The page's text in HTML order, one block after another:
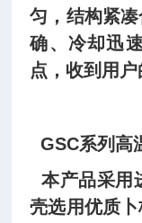
匀，结构紧
确、冷却迅
点，收到用户
GSC系列高
本产品采用
壳选用优质